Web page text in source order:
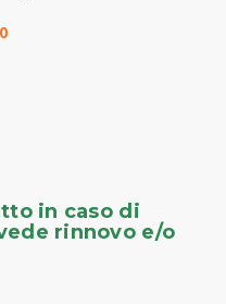
in caso di
rinnovo e/o